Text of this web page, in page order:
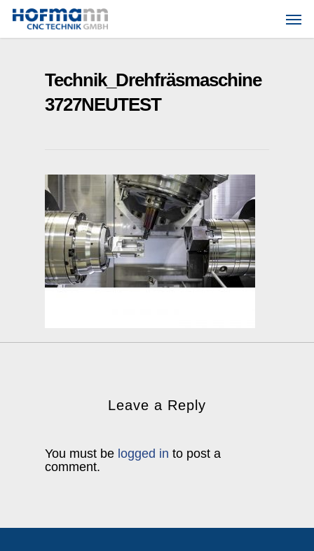
Skip
Technik_Drehfräsmaschine
3727NEUTEST
Leave a Reply
You must be logged in to post a
comment.